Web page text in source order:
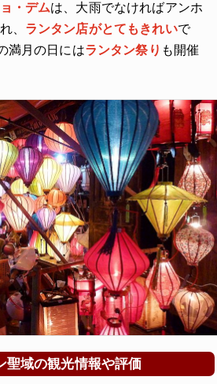
・デムは、大雨でなければアンホ
、 ランタン店がとてもきれいで
満月の日にはランタン祭り も開催
聖域の観光情報や評価